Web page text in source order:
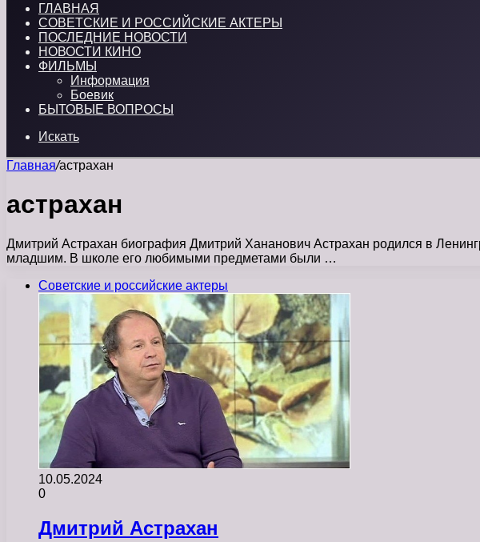
ГЛАВНАЯ
СОВЕТСКИЕ И РОССИЙСКИЕ АКТЕРЫ
ПОСЛЕДНИЕ НОВОСТИ
НОВОСТИ КИНО
ФИЛЬМЫ
Информация
Боевик
БЫТОВЫЕ ВОПРОСЫ
Искать
Главная/астрахан
астрахан
Дмитрий Астрахан биография Дмитрий Хананович Астрахан родился в
младшим. В школе его любимыми предметами были …
Советские и российские актеры
10.05.2024
0
Дмитрий Астрахан